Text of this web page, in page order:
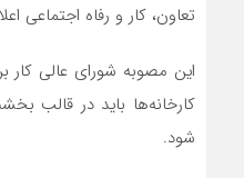
تعاون، کار و رفاه اجتماعی
این مصوبه شورای عالی کار
کارخانه‌ها باید در قالب
شود.